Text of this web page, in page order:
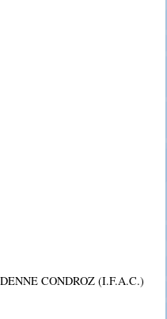
CONDROZ (I.F.A.C.)